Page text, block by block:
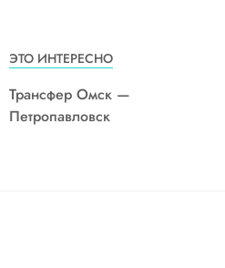
ЭТО ИНТЕРЕСНО
Трансфер Омск —
Петропавловск